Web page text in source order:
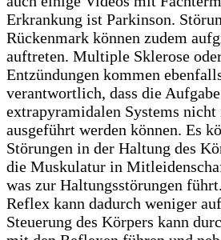
Erkrankung ist Parkinson.
Rückenmark können zudem
auftreten. Multiple Sklerose
Entzündungen kommen
verantwortlich, dass die Aufgabe
extrapyramidalen Systems
ausgeführt werden können. Es
Störungen in der Haltung des
die Muskulatur in
was zur Haltungsstörungen
Reflex kann dadurch weniger
Steuerung des Körpers kann